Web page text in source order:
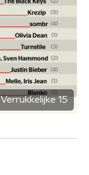
15